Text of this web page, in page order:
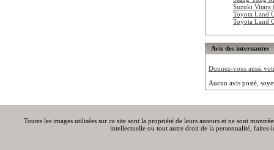
Suzuki Vitara
Toyota Land
Toyota Land
Avis des internautes
Donnez-vous aussi
Aucun avis posté,
Toutes les images utilisées sur ce site sont la propriété de leurs auteurs et ne sont
intellectuelle ou tout autre droit de la personnalité,